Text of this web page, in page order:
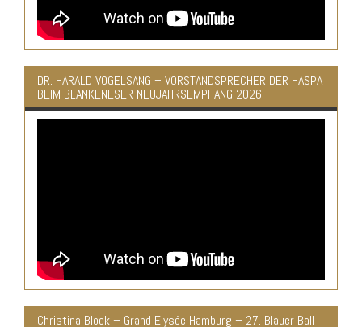
DR. HARALD VOGELSANG – VORSTANDSPRECHER DER HASPA
BEIM BLANKENESER NEUJAHRSEMPFANG 2026
Christina Block – Grand Elysée Hamburg – 27. Blauer Ball